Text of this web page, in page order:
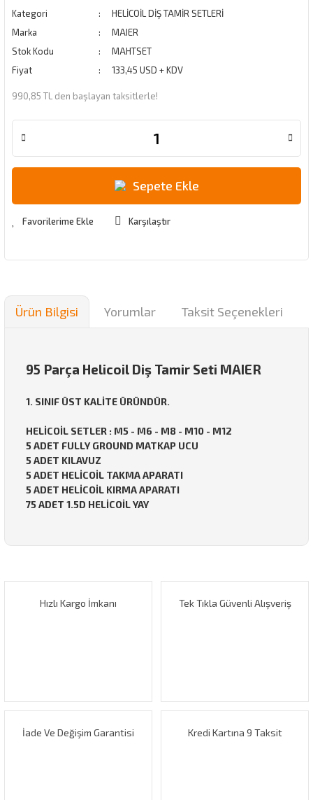
Kategori
HELİCOİL DİŞ TAMİR SETLERİ
Marka
MAIER
Stok Kodu
MAHTSET
Fiyat
133,45 USD + KDV
990,85 TL den başlayan taksitlerle!
Sepete Ekle
Karşılaştır
Ürün Bilgisi Yorumlar Taksit Seçenekleri
95 Parça Helicoil Diş Tamir Seti MAIER
1. SINIF ÜST KALİTE ÜRÜNDÜR.
HELİCOİL SETLER : M5 - M6 - M8 - M10 - M12
5 ADET FULLY GROUND MATKAP UCU
5 ADET KILAVUZ
5 ADET HELİCOİL TAKMA APARATI
5 ADET HELİCOİL KIRMA APARATI
75 ADET 1.5D HELİCOİL YAY
Görüş ve önerileriniz için teşekkür ederiz.
Hızlı Kargo İmkanı Tek Tıkla Güvenli Alışveriş
İade Ve Değişim Garantisi Kredi Kartına 9 Taksit